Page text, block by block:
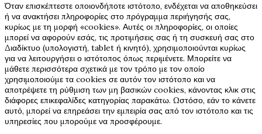
Όταν επισκέπτεστε οποιονδήποτε ιστότοπο, ενδέχεται να αποθηκεύσει
ή να ανακτήσει πληροφορίες στο πρόγραμμα περιήγησής σας,
κυρίως με τη μορφή «cookies». Αυτές οι πληροφορίες, οι οποίες
μπορεί να αφορούν εσάς, τις προτιμήσεις σας ή τη συσκευή σας στο
Διαδίκτυο (υπολογιστή, tablet ή κινητό), χρησιμοποιούνται κυρίως
για να λειτουργήσει ο ιστότοπος όπως περιμένετε. Μπορείτε να
μάθετε περισσότερα σχετικά με τον τρόπο με τον οποίο
χρησιμοποιούμε τα cookies σε αυτόν τον ιστότοπο και να
αποτρέψετε τη ρύθμιση των μη βασικών cookies, κάνοντας κλικ στις
διάφορες επικεφαλίδες κατηγορίας παρακάτω. Ωστόσο, εάν το κάνετε
αυτό, μπορεί να επηρεάσει την εμπειρία σας από τον ιστότοπο και τις
υπηρεσίες που μπορούμε να προσφέρουμε.